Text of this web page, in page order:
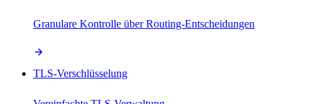
Granulare Kontrolle über Routing-Entscheidungen
TLS-Verschlüsselung